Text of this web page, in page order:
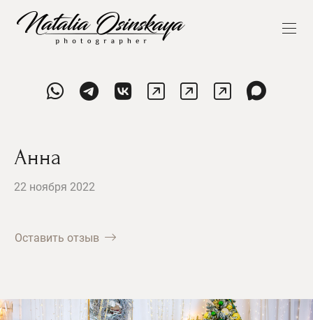
Анна
22 ноября 2022
Оставить отзыв